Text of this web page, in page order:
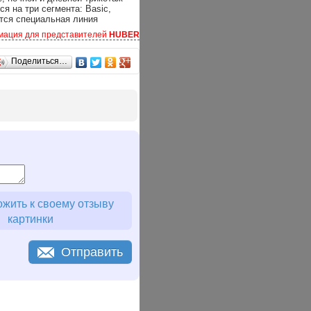
на три сегмента: Basic,
специальная линия
хорошо продуманной
белья и домашней одежды
передовые технологии, но
HUBER сделает вас
для представителей HUBER
Поделиться…
к своему отзыву
картинки
Отправить